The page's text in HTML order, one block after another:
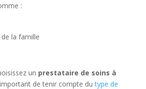
:
la famille
un prestataire de soins à
de tenir compte dutype de